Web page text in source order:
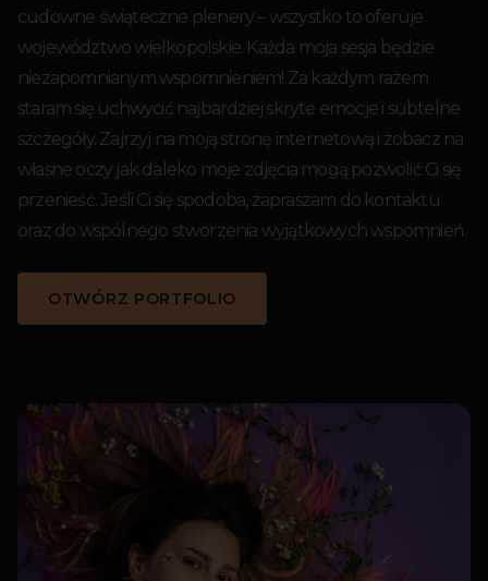
cudowne świąteczne plenery – wszystko to oferuje
województwo wielkopolskie. Każda moja sesja będzie
niezapomnianym wspomnieniem! Za każdym razem
staram się uchwycić najbardziej skryte emocje i subtelne
szczegóły. Zajrzyj na moją stronę internetową i zobacz na
własne oczy jak daleko moje zdjęcia mogą pozwolić Ci się
przenieść. Jeśli Ci się spodoba, zapraszam do kontaktu
oraz do wspólnego stworzenia wyjątkowych wspomnień.
OTWÓRZ PORTFOLIO